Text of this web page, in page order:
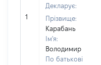
1
Декларує:
Прізвище:
Карабань
Ім'я:
Володимир
По батькові